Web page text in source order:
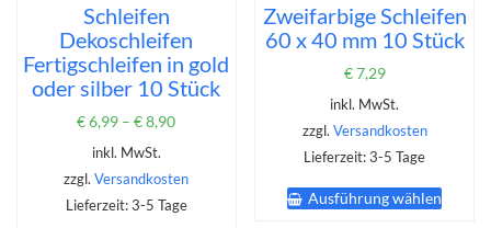
Schleifen
Dekoschleifen
Fertigschleifen in gold
oder silber 10 Stück
€6,99 –€8,90
inkl. MwSt.
zzgl.Versandkosten
Lieferzeit: 3-5 Tage
Zweifarbige Schleifen
60 x 40 mm 10 Stück
€7,29
inkl. MwSt.
zzgl. Versandkosten
Lieferzeit:3-5 Tage
Ausführung wählen